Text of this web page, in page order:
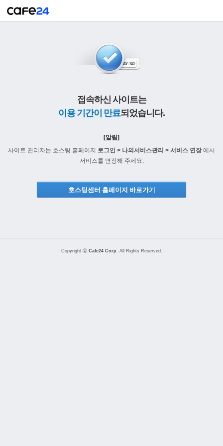
접속하신 사이트는
이용 기간이 만료되었습니다.
[알림]
사이트 관리자는 호스팅 홈페이지 로그인 > 나의서비스관리 > 서비스 연장에서
서비스를 연장해 주세요.
호스팅센터 홈페이지 바로가기
Copyright ⓒ Cafe24 Corp. All Rights Reserved.